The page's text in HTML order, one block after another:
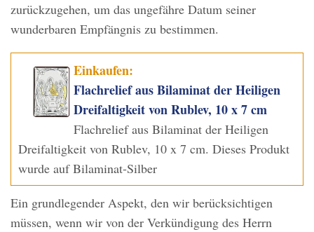
zurückzugehen, um das ungefähre Datum seiner
wunderbaren Empfängnis zu bestimmen.
Einkaufen:
Flachrelief aus Bilaminat der Heiligen
Dreifaltigkeit von Rublev, 10 x 7 cm
Flachrelief aus Bilaminat der Heiligen
Dreifaltigkeit von Rublev, 10 x 7 cm. Dieses Produkt
wurde auf Bilaminat-Silber
Ein grundlegender Aspekt, den wir berücksichtigen
müssen, wenn wir von der Verkündigung des Herrn